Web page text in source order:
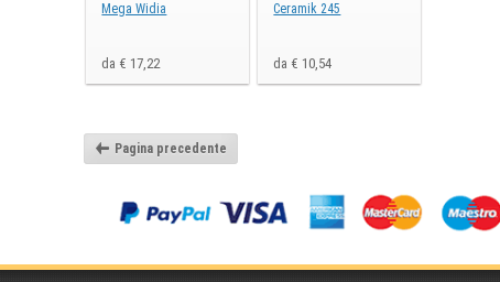
Mega Widia
da € 17,22
Ceramik 245
da € 10,54
Pagina precedente